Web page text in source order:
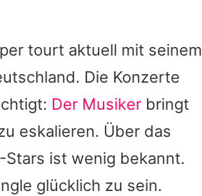
tourt aktuell mit seinem
Die Konzerte
Der Musiker bringt
eskalieren. Über das
ist wenig bekannt.
glücklich zu sein.